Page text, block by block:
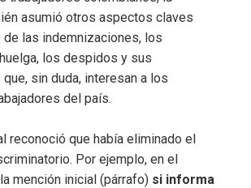
asumió otros aspectos claves
las indemnizaciones, los
los despidos y sus
sin duda, interesan a los
del país.
reconoció que había eliminado el
Por ejemplo, en el
mención inicial (párrafo) si informa